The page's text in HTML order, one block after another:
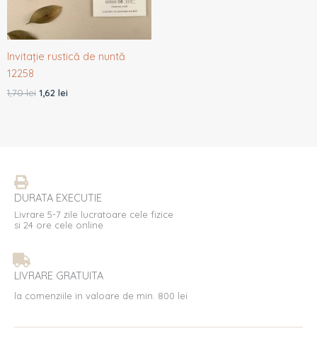
Invitație rustică de nuntă
12258
1,70lei 1,62 lei
DURATA EXECUTIE
Livrare 5-7 zile lucratoare cele fizice
si 24 ore cele online
LIVRARE GRATUITA
la comenziile in valoare de min. 800 lei